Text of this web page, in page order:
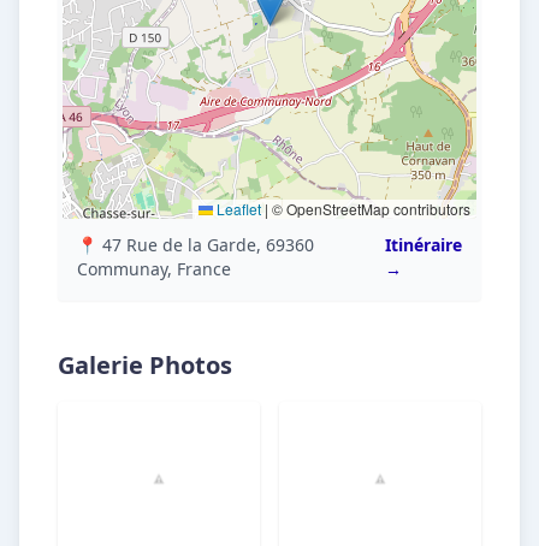
Leaflet | © OpenStreetMap contributors
📍 47 Rue de la Garde, 69360
Communay, France
Itinéraire
→
Galerie Photos